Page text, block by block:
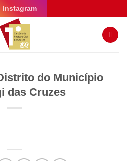
Instagram
do Município
das Cruzes